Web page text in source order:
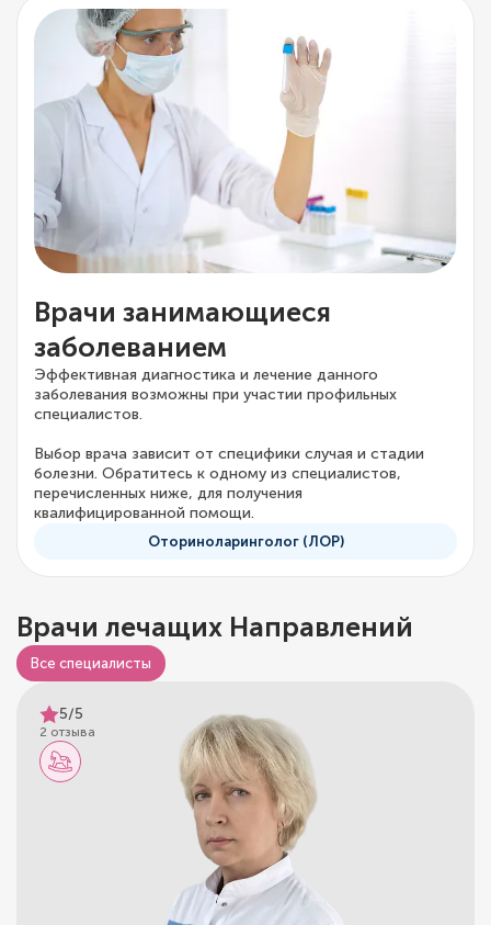
Врачи занимающиеся
заболеванием
Эффективная диагностика и лечение данного
заболевания возможны при участии профильных
специалистов.
Выбор врача зависит от специфики случая и стадии
болезни. Обратитесь к одному из специалистов,
перечисленных ниже, для получения
квалифицированной помощи.
Оториноларинголог (ЛОР)
Врачи лечащих Направлений
Все специалисты
5/5
2 отзыва